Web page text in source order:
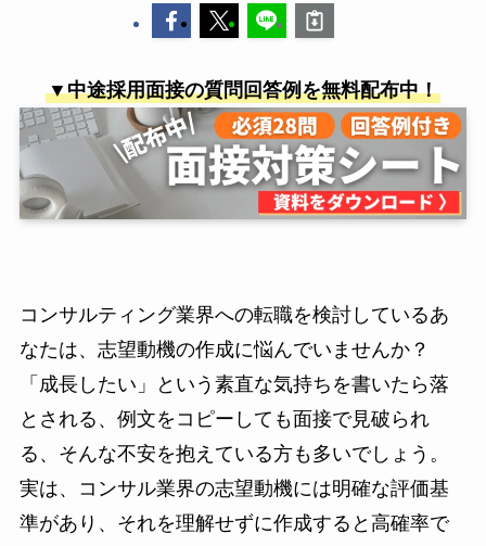
▼中途採用面接の質問回答例を無料配布中！
コンサルティング業界への転職を検討しているあ
なたは、志望動機の作成に悩んでいませんか？
「成長したい」という素直な気持ちを書いたら落
とされる、例文をコピーしても面接で見破られ
る、そんな不安を抱えている方も多いでしょう。
実は、コンサル業界の志望動機には明確な評価基
準があり、それを理解せずに作成すると高確率で